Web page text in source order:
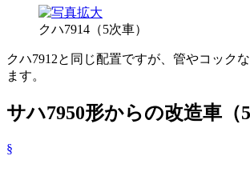
クハ7914（5次車）
クハ7912と同じ配置ですが、管やコック
ます。
サハ7950形からの改造車（5
§